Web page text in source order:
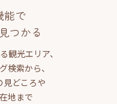
能で
つかる
観光エリア、
検索から、
見どころや
地まで